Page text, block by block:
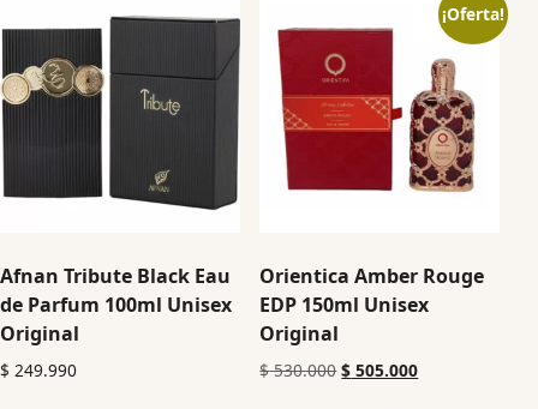
Afnan Tribute Black Eau
de Parfum 100ml Unisex
Original
$ 249.990
¡Oferta!
Orientica Amber Rouge
EDP 150ml Unisex
Original
$530.000 $ 505.000